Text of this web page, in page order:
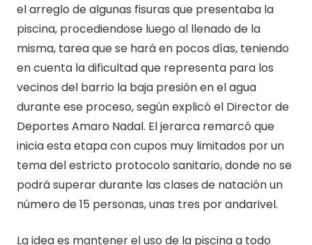
el arreglo de algunas fisuras que presentaba la
piscina, procediendose luego al llenado de la
misma, tarea que se hará en pocos días, teniendo
en cuenta la dificultad que representa para los
vecinos del barrio la baja presión en el agua
durante ese proceso, según explicó el Director de
Deportes Amaro Nadal. El jerarca remarcó que
inicia esta etapa con cupos muy limitados por un
tema del estricto protocolo sanitario, donde no se
podrá superar durante las clases de natación un
número de 15 personas, unas tres por andarivel.
La idea es mantener el uso de la piscina a todo